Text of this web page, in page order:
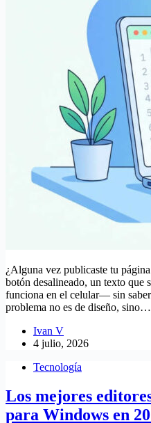
¿Alguna vez publicaste tu
botón desalineado, un texto que
funciona en el celular— sin
problema no es de diseño, sino…
Ivan V
4 julio, 2026
Tecnología
Los mejores
para Windows en